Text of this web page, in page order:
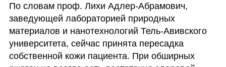
По словам проф. Лихи Адлер-Абрамович,
заведующей лабораторией природных
материалов и нанотехнологий Тель-Авивского
университета, сейчас принята пересадка
собственной кожи пациента. При обширных